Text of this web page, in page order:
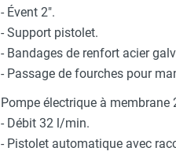
Lot de 5 badges utilisateurs
- Évent 2".
- Support pistolet.
- Bandages de renfort acier
- Passage de fourches pour
Pompe électrique à membrane
- Débit 32 l/min.
- Pistolet automatique avec